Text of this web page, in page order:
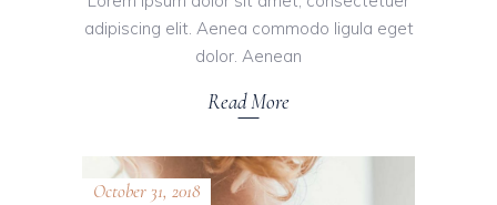
adipiscing elit. Aenea commodo ligula eget
dolor. Aenean
Read More
October 31, 2018